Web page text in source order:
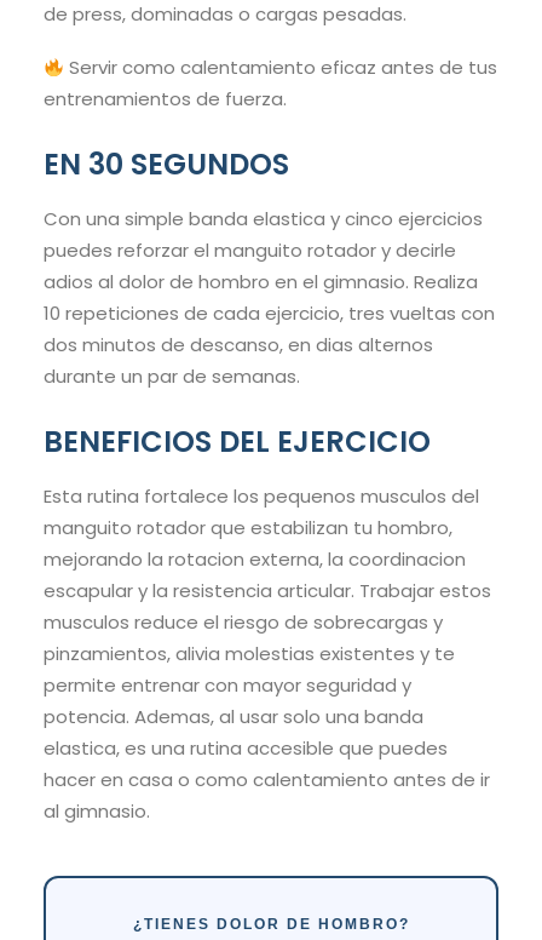
de press, dominadas o cargas pesadas.
Servir como calentamiento eficaz antes de tus
entrenamientos de fuerza.
EN 30 SEGUNDOS
Con una simple banda elastica y cinco ejercicios
puedes reforzar el manguito rotador y decirle
adios al dolor de hombro en el gimnasio. Realiza
10 repeticiones de cada ejercicio, tres vueltas con
dos minutos de descanso, en dias alternos
durante un par de semanas.
BENEFICIOS DEL EJERCICIO
Esta rutina fortalece los pequenos musculos del
manguito rotador que estabilizan tu hombro,
mejorando la rotacion externa, la coordinacion
escapular y la resistencia articular. Trabajar estos
musculos reduce el riesgo de sobrecargas y
pinzamientos, alivia molestias existentes y te
permite entrenar con mayor seguridad y
potencia. Ademas, al usar solo una banda
elastica, es una rutina accesible que puedes
hacer en casa o como calentamiento antes de ir
al gimnasio.
¿TIENES DOLOR DE HOMBRO?